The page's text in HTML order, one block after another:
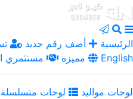
الرئيسية أضف رقم جديد
مميزة
مستثمري English
لوحات مواليد لوحات متسلسلة